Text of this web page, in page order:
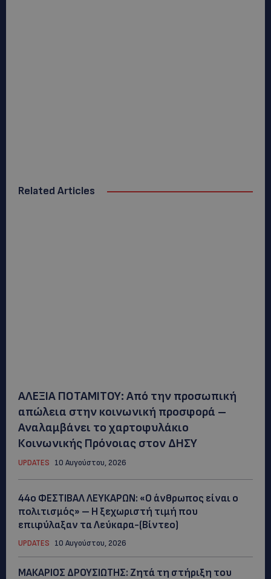
Related Articles
ΑΛΕΞΙΑ ΠΟΤΑΜΙΤΟΥ: Από την προσωπική
απώλεια στην κοινωνική προσφορά –
Αναλαμβάνει το χαρτοφυλάκιο
Κοινωνικής Πρόνοιας στον ΔΗΣΥ
UPDATES 10 Αυγούστου, 2026
44ο ΦΕΣΤΙΒΑΛ ΛΕΥΚΑΡΩΝ: «Ο άνθρωπος είναι ο
πολιτισμός» – Η ξεχωριστή τιμή που
επιφύλαξαν τα Λεύκαρα-(Βίντεο)
UPDATES 10 Αυγούστου, 2026
ΜΑΚΑΡΙΟΣ ΔΡΟΥΣΙΩΤΗΣ: Ζητά τη στήριξη του